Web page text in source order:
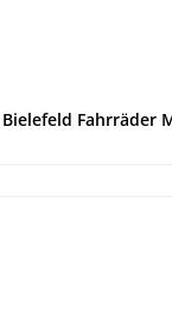
Bielefeld Fahrräder